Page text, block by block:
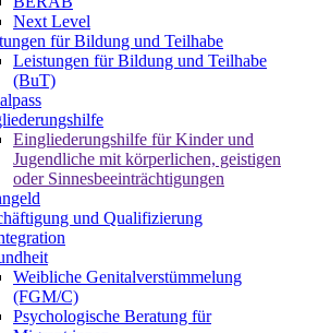
Next Level
für Bildung und Teilhabe
Leistungen für Bildung und Teilhabe
(BuT)
Eingliederungshilfe für Kinder und
Jugendliche mit körperlichen, geistigen
oder Sinnesbeeinträchtigungen
und Qualifizierung
Weibliche Genitalverstümmelung
(FGM/C)
Psychologische Beratung für